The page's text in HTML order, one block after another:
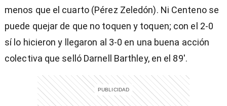
menos que el cuarto (Pérez Zeledón). Ni Centeno se
puede quejar de que no toquen y toquen; con el 2-0
sí lo hicieron y llegaron al 3-0 en una buena acción
colectiva que selló Darnell Barthley, en el 89′.